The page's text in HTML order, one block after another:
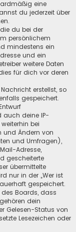
eine
du jederzeit über
du bei der
persönlichem
mindestens ein
und ein
weitere Daten
für dich vor deren
erstellst, so
gespeichert.
auch deine IP-
bei
und Ändern von
und Umfragen),
Adresse,
gescheiterte
übermittelte
nur in der „Wer ist
gespeichert.
des Boards, dass
dein
Gelesen-Status von
Lesezeichen oder